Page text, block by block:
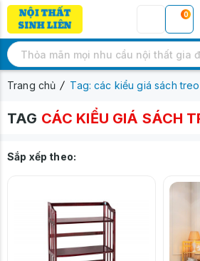
0
Trang chủ Tag: các kiểu giá sách
TAG CÁC KIỂU GIÁ SÁCH
Sắp xếp theo: